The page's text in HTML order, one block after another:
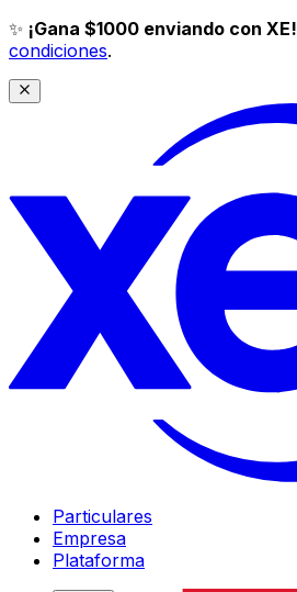
✨ ¡Gana $1000 enviando con XE!
condiciones.
Particulares
Empresa
Plataforma